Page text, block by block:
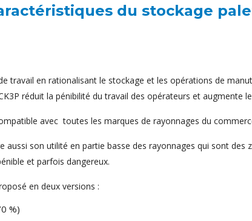
du stockage
travail en rationalisant le stockage et les opérations de
réduit la pénibilité du travail des opérateurs et augmente
avec toutes les marques de rayonnages du
aussi son utilité en partie basse des rayonnages qui sont
et parfois dangereux.
en deux versions :
%)